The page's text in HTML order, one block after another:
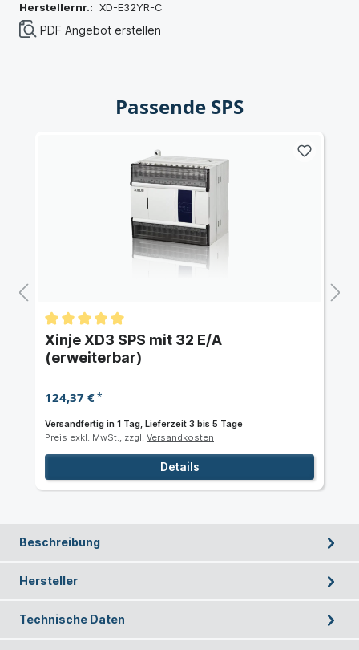
Herstellernr.: XD-E32YR-C
PDF Angebot erstellen
Passende SPS
Xinje XD3 SPS mit 32 E/A
(erweiterbar)
124,37 €*
Versandfertig in 1 Tag, Lieferzeit 3 bis 5 Tage
Preis exkl. MwSt., zzgl. Versandkosten
Details
Beschreibung
Hersteller
Technische Daten